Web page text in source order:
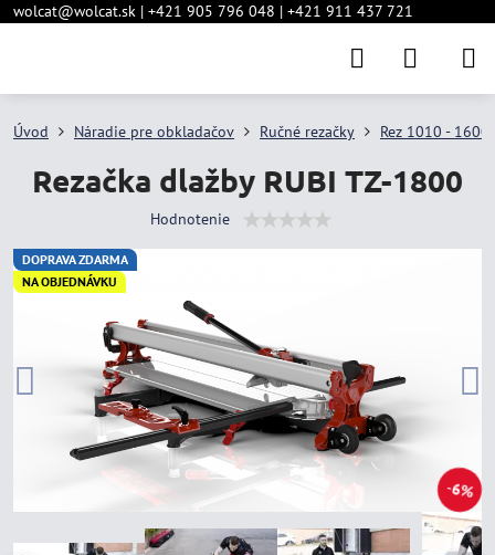
wolcat@wolcat.sk | +421 905 796 048 | +421 911 437 721
DOPRAVA ZDARMA
NA OBJEDNÁVKU
6%
Úvod Náradie pre obkladačov Ručné rezačky Rez 1010 - 1600
Rezačka dlažby RUBI TZ-1800
Hodnotenie